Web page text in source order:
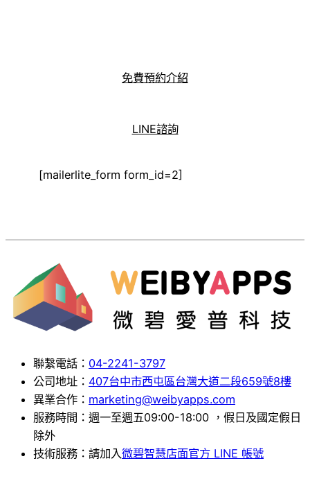
免費預約介紹
LINE諮詢
[mailerlite_form form_id=2]
聯繫電話： 04-2241-3797
公司地址： 407台中市西屯區台灣大道二段659號8樓
異業合作： marketing@weibyapps.com
服務時間：週一至週五09:00-18:00 ，假日及國定假日
除外
技術服務：請加入微碧智慧店面官方 LINE 帳號